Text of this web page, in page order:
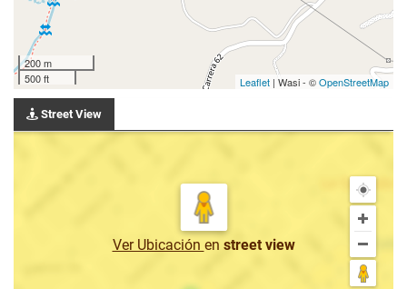
200 m
500 ft
Leaflet | Wasi - ©OpenStreetMap
Street View
Ver Ubicación en street view